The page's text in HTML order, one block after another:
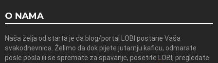
O NAMA
Naša želja od starta je da blog/portal LOBI postane Vaša
svakodnevnica. Želimo da dok pijete jutarnju kaficu, odmarate
posle posla ili se spremate za spavanje, posetite LOBI, pregledate